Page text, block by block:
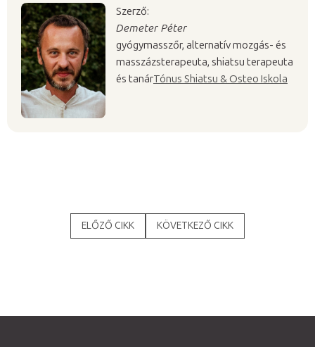
Szerző:
Demeter Péter
gyógymasszőr, alternatív mozgás- és
masszázsterapeuta, shiatsu terapeuta
és tanárTónus Shiatsu & Osteo Iskola
ELŐZŐ CIKK KÖVETKEZŐ CIKK